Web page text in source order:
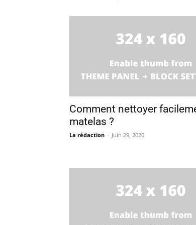
Comment nettoyer
matelas ?
La rédaction - Juin 29, 2020